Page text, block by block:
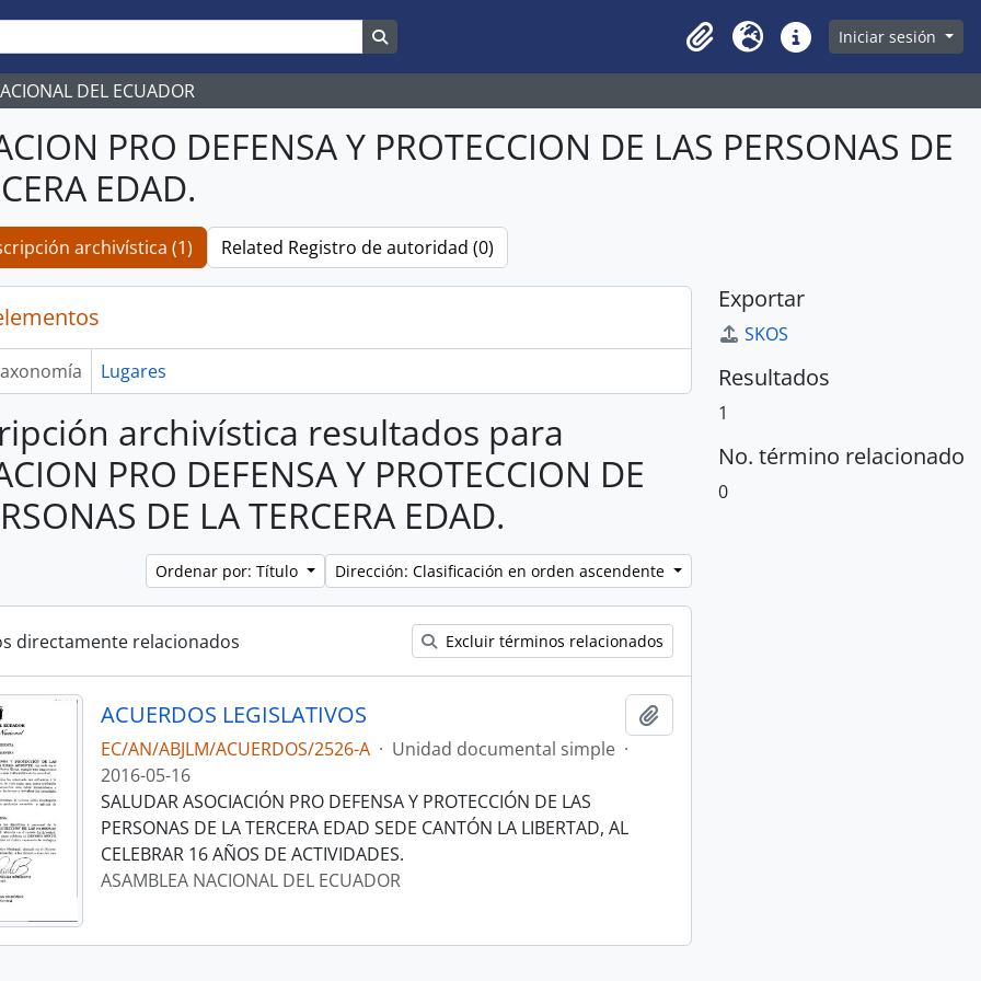
Clipboard
Idioma Enlaces rápidos
Iniciar sesión
DEL ECUADOR
PRO DEFENSA Y PROTECCION DE LAS PERSONAS DE
EDAD.
archivística (1) Related Registro de autoridad (0)
Lugares
archivística resultados para
PRO DEFENSA Y PROTECCION DE
DE LA TERCERA EDAD.
Ordenar por: Título Dirección: Clasificación en orden ascendente
directamente relacionados Excluir términos relacionados
ACUERDOS LEGISLATIVOS
EC/AN/ABJLM/ACUERDOS/2526-A · Unidad documental simple ·
2016-05-16
SALUDAR ASOCIACIÓN PRO DEFENSA Y PROTECCIÓN DE LAS
PERSONAS DE LA TERCERA EDAD SEDE CANTÓN LA LIBERTAD, AL
CELEBRAR 16 AÑOS DE ACTIVIDADES.
ASAMBLEA NACIONAL DEL ECUADOR
Exportar
SKOS
Resultados
1
No. término relacionado
0